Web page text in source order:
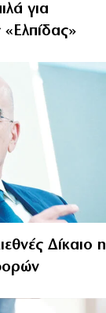
για
Δίκαιο η